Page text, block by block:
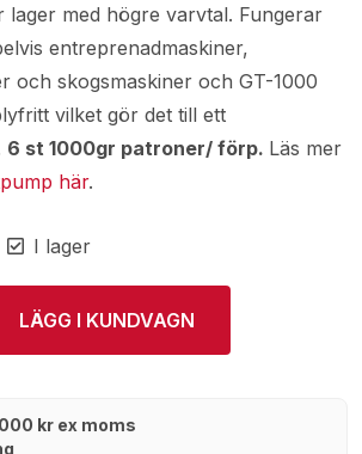
lager med högre varvtal. Fungerar
entreprenadmaskiner,
och skogsmaskiner och GT-1000
vilket gör det till ett
6 st 1000gr patroner/ förp. Läs mer
här.
I lager
LÄGG I KUNDVAGN
kr ex moms